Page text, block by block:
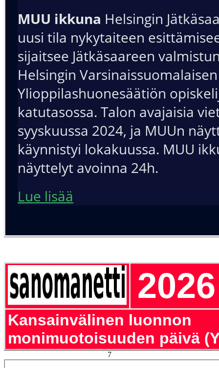
MUU ikkuna Helsingin
uusi tila nykytaiteen
sijaitsee Jätkäsaareen
Helsingin Varsinaissuomalaisen
Ylioppilashuonesäätiön
katutasossa. Talon avajaisia
syyskuussa 2024, ja MUUn
käynnistyi lokakuussa. MUU
näyttelyt avoinna 24h.
Lue lisää
2026
Kansainvälinen luonnon
monimuotoisuuden päivä
7